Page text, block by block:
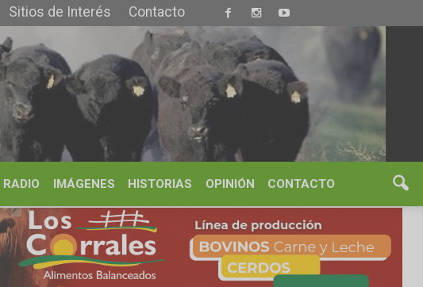
Contacto
HISTORIAS CONTACTO